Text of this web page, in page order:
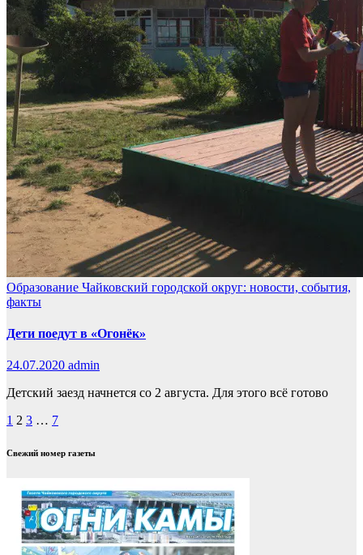
Образование Чайковский городской округ: новости, события,
факты
Дети поедут в «Огонёк»
24.07.2020 admin
Детский заезд начнется со 2 августа. Для этого всё готово
Пагинация
записей
1 2 3 … 7
Свежий номер газеты